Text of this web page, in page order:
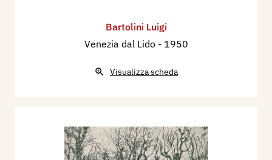
Bartolini Luigi
Venezia dal Lido - 1950
Visualizza scheda